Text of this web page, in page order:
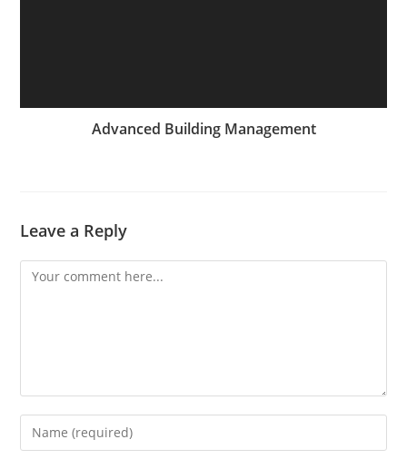
Advanced Building Management
Leave a Reply
Comment
Enter
your